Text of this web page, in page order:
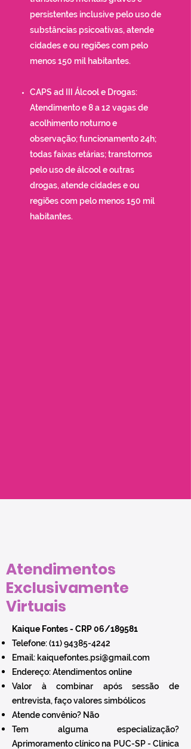
persistentes inclusive pelo uso de
substâncias psicoativas, atende
cidades e ou regiões com pelo
menos 150 mil habitantes.
CAPS ad III Álcool e Drogas:
Atendimento e 8 a 12 vagas de
acolhimento noturno e
observação; funcionamento 24h;
todas faixas etárias; transtornos
pelo uso de álcool e outras
drogas, atende cidades e ou
regiões com pelo menos 150 mil
habitantes.
Atendimentos
Exclusivamente
Virtuais
Kaique Fontes - CRP 06/189581
Telefone:(11) 94385-4242
Email: kaiquefontes.psi@gmail.com
Endereço: Atendimentos online
Valor à combinar após sessão de
entrevista, faço valores simbólicos
Atende convênio? Não
Tem alguma especialização?
Aprimoramento clínico na PUC-SP - Clínica